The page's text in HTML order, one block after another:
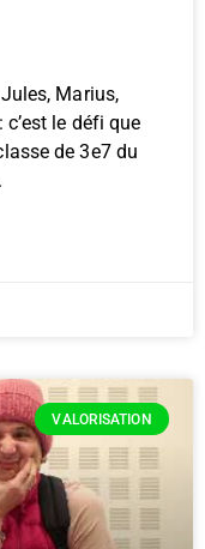
Marius,
c’est le défi que
de 3e7 du
VALORISATION